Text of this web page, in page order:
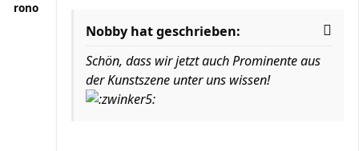
rono
Nobby hat geschrieben:
Schön, dass wir jetzt auch Prominente aus
der Kunstszene unter uns wissen!